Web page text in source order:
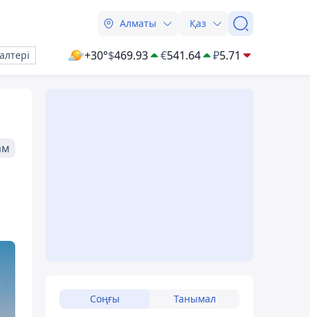
Алматы Қаз
+30°$469.93 €541.64 ₽5.71
Соңғы Танымал